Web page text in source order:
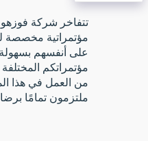
تتفاخر شركة فوزهو
مؤتمراتية مخصصة
على أنفسهم
مؤتمراتكم
من العمل في هذا
ملتزمون تمامًا